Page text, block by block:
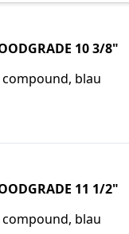
10 3/8"
compound, blau
11 1/2"
compound, blau